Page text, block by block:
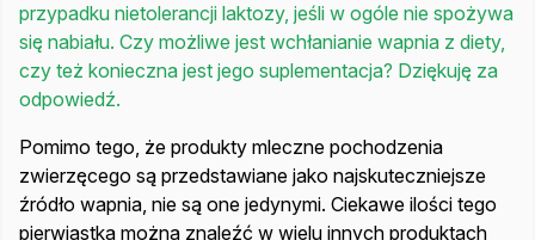
przypadku nietolerancji laktozy, jeśli w ogóle nie spożywa
się nabiału. Czy możliwe jest wchłanianie wapnia z diety,
czy też konieczna jest jego suplementacja? Dziękuję za
odpowiedź.
Pomimo tego, że produkty mleczne pochodzenia
zwierzęcego są przedstawiane jako najskuteczniejsze
źródło wapnia, nie są one jedynymi. Ciekawe ilości tego
pierwiastka można znaleźć w wielu innych produktach